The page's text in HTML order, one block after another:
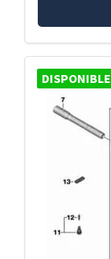
DISPONIBLE